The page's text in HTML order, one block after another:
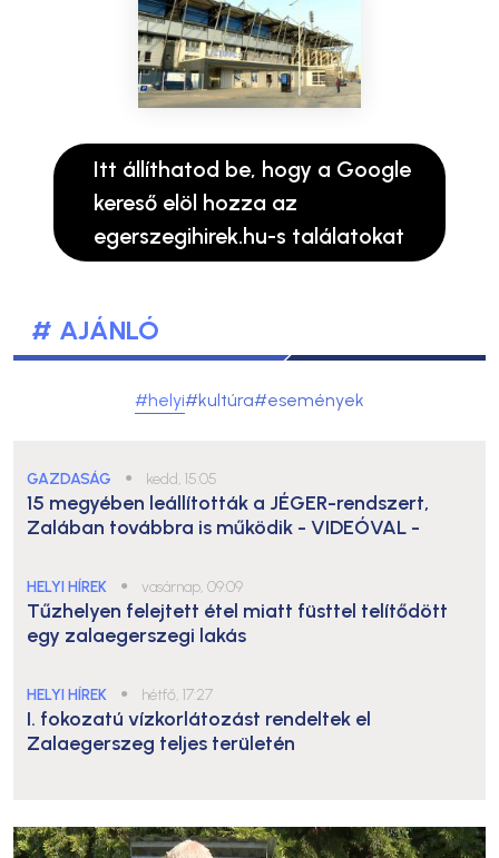
Itt állíthatod be, hogy a Google
kereső elöl hozza az
egerszegihirek.hu-s találatokat
# AJÁNLÓ
#helyi#kultúra#események
GAZDASÁG ● kedd, 15:05
15 megyében leállították a JÉGER-rendszert,
Zalában továbbra is működik - VIDEÓVAL -
HELYI HÍREK ● vasárnap, 09:09
Tűzhelyen felejtett étel miatt füsttel telítődött
egy zalaegerszegi lakás
HELYI HÍREK ● hétfő, 17:27
I. fokozatú vízkorlátozást rendeltek el
Zalaegerszeg teljes területén